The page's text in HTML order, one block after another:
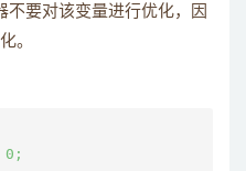
不要对该变量进行优化，因
。